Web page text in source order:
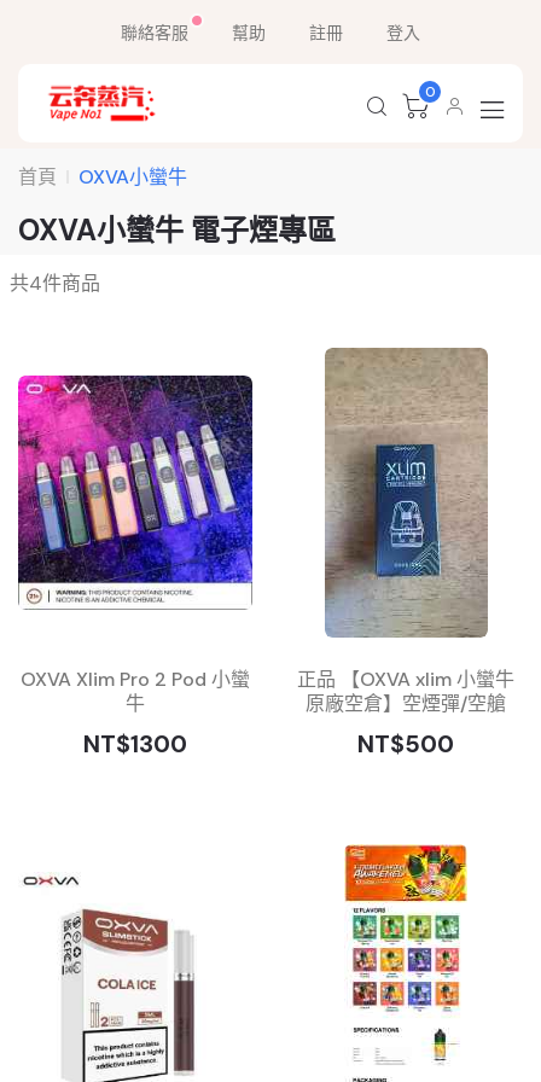
聯絡客服 幫助 註冊 登入
0
首頁 OXVA小蠻牛
OXVA小蠻牛 電子煙專區
共4件商品
OXVA Xlim Pro 2 Pod 小蠻
牛
NT$1300
正品 【OXVA xlim 小蠻牛
原廠空倉】空煙彈/空艙
NT$500